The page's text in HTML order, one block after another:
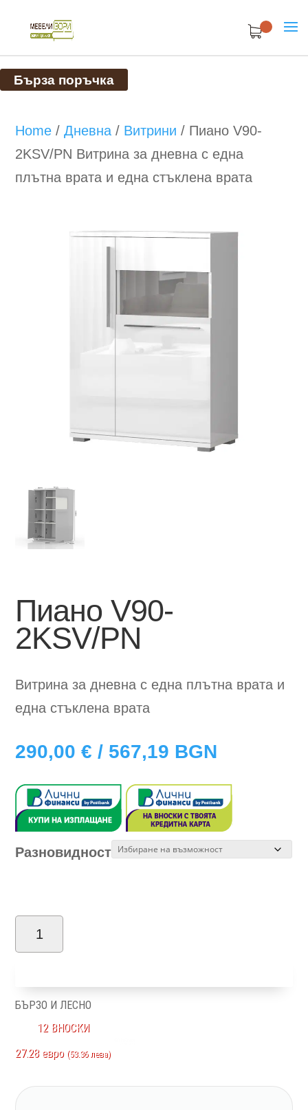
Бърза поръчка
Home /Дневна / Витрини / Пиано V90-
2KSV/PN Витрина за дневна с една
плътна врата и една стъклена врата
Пиано V90-
2KSV/PN
Витрина за дневна с една плътна врата и
една стъклена врата
290,00€ / 567,19 BGN
Разновидност
количество
за
БЪРЗО И ЛЕСНО
12 ВНОСКИ
27.28 евро (53.36 лева)